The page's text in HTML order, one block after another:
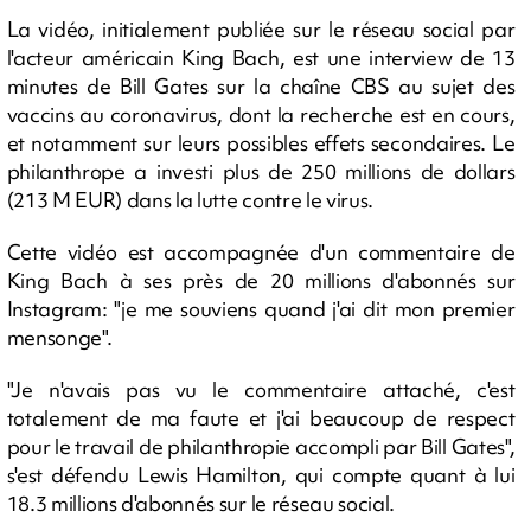
La vidéo, initialement publiée sur le réseau social par
l'acteur américain King Bach, est une interview de 13
minutes de Bill Gates sur la chaîne CBS au sujet des
vaccins au coronavirus, dont la recherche est en cours,
et notamment sur leurs possibles effets secondaires. Le
philanthrope a investi plus de 250 millions de dollars
(213 M EUR) dans la lutte contre le virus.
Cette vidéo est accompagnée d'un commentaire de
King Bach à ses près de 20 millions d'abonnés sur
Instagram: "je me souviens quand j'ai dit mon premier
mensonge".
"Je n'avais pas vu le commentaire attaché, c'est
totalement de ma faute et j'ai beaucoup de respect
pour le travail de philanthropie accompli par Bill Gates",
s'est défendu Lewis Hamilton, qui compte quant à lui
18.3 millions d'abonnés sur le réseau social.